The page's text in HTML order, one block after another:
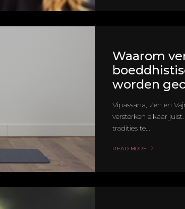
Waarom
worden
Vipassanā, Zen en
versterken elkaar
tradities te...
READ MORE